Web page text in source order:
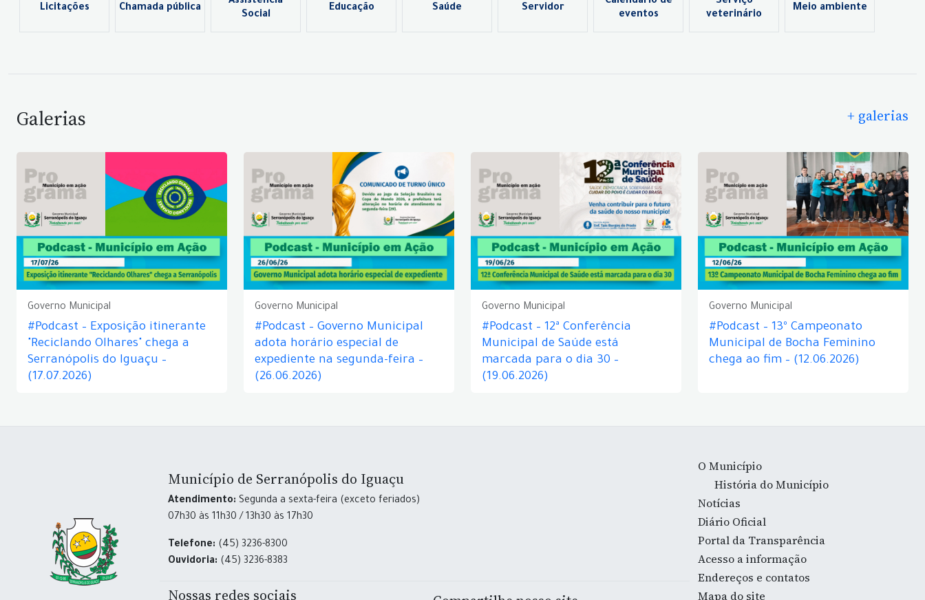
Licitações Chamada pública
Social
Educação Saúde Servidor
eventos
veterinário
Meio ambiente
Galerias + galerias
Governo Municipal
#Podcast – Exposição itinerante
"Reciclando Olhares" chega a
Serranópolis do Iguaçu –
(17.07.2026)
Governo Municipal
#Podcast – Governo Municipal
adota horário especial de
expediente na segunda-feira –
(26.06.2026)
Governo Municipal
#Podcast – 12ª Conferência
Municipal de Saúde está
marcada para o dia 30 –
(19.06.2026)
Governo Municipal
#Podcast – 13º Campeonato
Municipal de Bocha Feminino
chega ao fim – (12.06.2026)
Município de Serranópolis do Iguaçu
Atendimento: Segunda a sexta-feira (exceto feriados)
07h30 às 11h30 / 13h30 às 17h30
Telefone: (45) 3236-8300
Ouvidoria: (45) 3236-8383
Nossas redes sociais
O Município
História do Município
Notícias
Diário Oficial
Portal da Transparência
Acesso a informação
Endereços e contatos
Mapa do site